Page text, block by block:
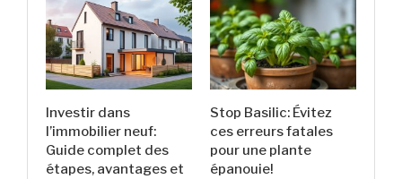
Investir dans
l’immobilier neuf:
Guide complet des
étapes, avantages et
Stop Basilic: Évitez
ces erreurs fatales
pour une plante
épanouie!